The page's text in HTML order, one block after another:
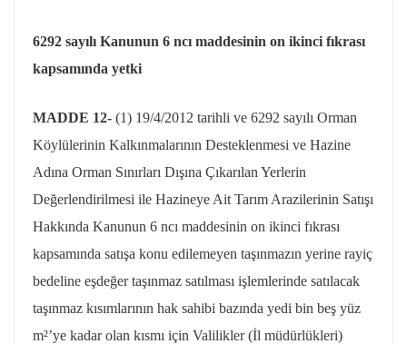
6292 sayılı Kanunun 6 ncı maddesinin on ikinci fıkrası
kapsamında yetki
MADDE 12- (1) 19/4/2012 tarihli ve 6292 sayılı Orman
Köylülerinin Kalkınmalarının Desteklenmesi ve Hazine
Adına Orman Sınırları Dışına Çıkarılan Yerlerin
Değerlendirilmesi ile Hazineye Ait Tarım Arazilerinin Satışı
Hakkında Kanunun 6 ncı maddesinin on ikinci fıkrası
kapsamında satışa konu edilemeyen taşınmazın yerine rayiç
bedeline eşdeğer taşınmaz satılması işlemlerinde satılacak
taşınmaz kısımlarının hak sahibi bazında yedi bin beş yüz
m²’ye kadar olan kısmı için Valilikler (İl müdürlükleri)